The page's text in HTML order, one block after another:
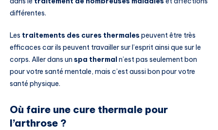
différentes.
Les traitements des cures thermales peuvent être très
efficaces car ils peuvent travailler sur l’esprit ainsi que sur le
corps. Aller dans un spa thermaln’est pas seulement bon
pour votre santé mentale, mais c’est aussi bon pour votre
santé physique.
Où faire une cure thermale pour
l’arthrose ?